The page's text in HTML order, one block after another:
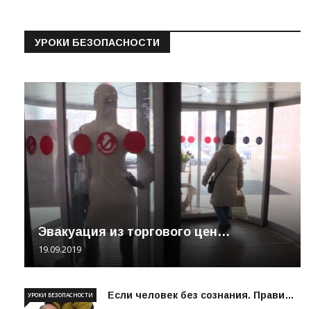
УРОКИ БЕЗОПАСНОСТИ
Эвакуация из торгового цен…
19.09.2019
Если человек без сознания. Прави…
УРОКИ БЕЗОПАСНОСТИ